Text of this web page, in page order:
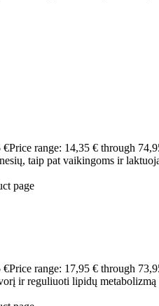
€Price range: 14,35 € through
taip pat vaikingoms ir
page
€Price range: 17,95 € through
ir reguliuoti lipidų